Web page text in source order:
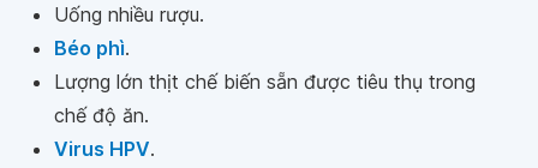
Uống nhiều rượu.
Béo phì.
Lượng lớn thịt chế biến sẵn được tiêu thụ trong
chế độ ăn.
Virus HPV.